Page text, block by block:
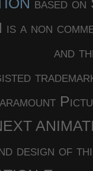
based
a non
and
design of